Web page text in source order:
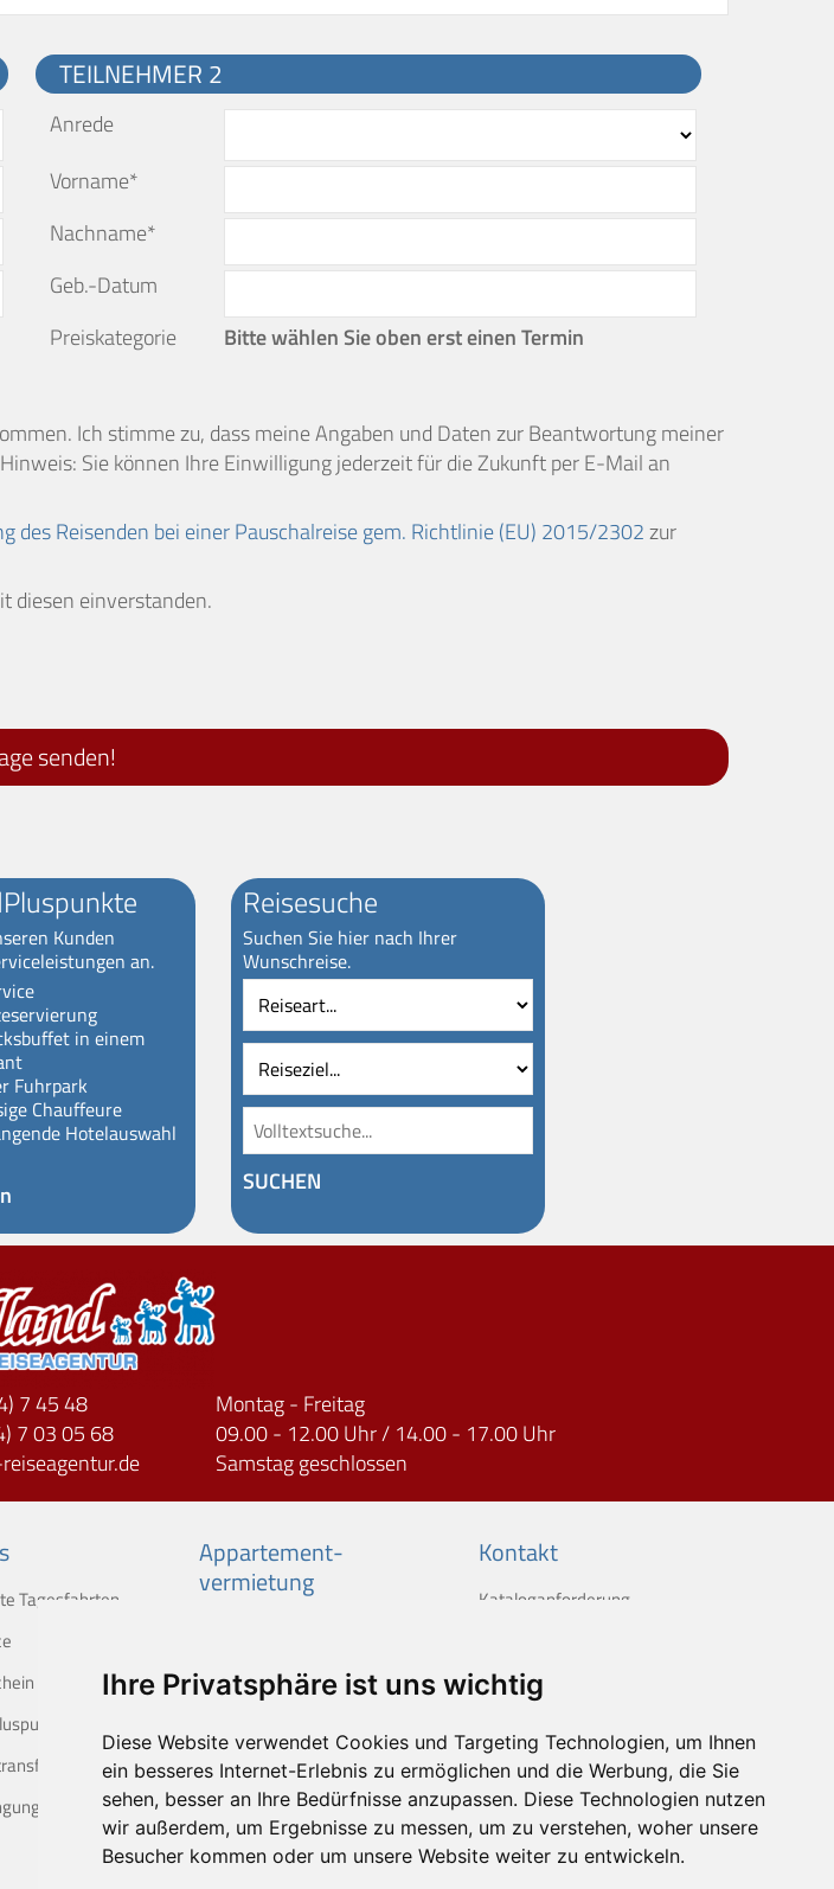
Ihre Privatsphäre ist uns wichtig
Diese Website verwendet Cookies und Targeting Technologien, um Ihnen
ein besseres Internet-Erlebnis zu ermöglichen und die Werbung, die Sie
sehen, besser an Ihre Bedürfnisse anzupassen. Diese Technologien nutzen
wir außerdem, um Ergebnisse zu messen, um zu verstehen, woher unsere
Besucher kommen oder um unsere Website weiter zu entwickeln.
TEILNEHMER 2
Anrede
Vorname*
Nachname*
Geb.-Datum
Preiskategorie
Bitte wählen Sie oben erst einen Termin
Ich stimme zu, dass meine Angaben und Daten zur Beantwortung meiner
Sie können Ihre Einwilligung jederzeit für die Zukunft per E-Mail an
des Reisenden bei einer Pauschalreise gem. Richtlinie (EU) 2015/2302zur
diesen einverstanden.
Kunden
an.
in einem
Fuhrpark
Chauffeure
Hotelauswahl
Reisesuche
Suchen Sie hier nach Ihrer
Wunschreise.
Reiseart Reiseziel
Volltextsuche
SUCHEN
7 45 48
7 03 05 68
Montag - Freitag
09.00 - 12.00 Uhr / 14.00 - 17.00 Uhr
Samstag geschlossen
Tagesfahrten
Appartement­-
vermietung
Kontakt
Kataloganforderung